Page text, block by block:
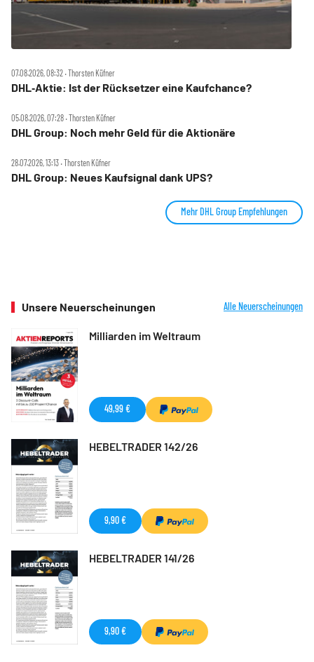
07.08.2026, 08:32 ‧ Thorsten Küfner
DHL‑Aktie: Ist der Rücksetzer eine Kaufchance?
05.08.2026, 07:28 ‧ Thorsten Küfner
DHL Group: Noch mehr Geld für die Aktionäre
28.07.2026, 13:13 ‧ Thorsten Küfner
DHL Group: Neues Kaufsignal dank UPS?
Mehr DHL Group Empfehlungen
Unsere Neuerscheinungen Alle Neuerscheinungen
Milliarden im Weltraum
49,99 €
HEBELTRADER 142/26
9,90 €
HEBELTRADER 141/26
9,90 €